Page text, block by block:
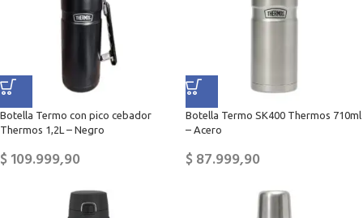
Botella Termo con pico cebador
Thermos 1,2L – Negro
$109.999,90
Botella Termo SK400 Thermos 710ml
– Acero
$87.999,90